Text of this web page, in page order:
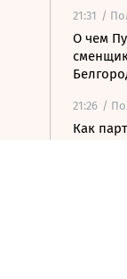
21:31 /
О чем
21:26 /
Как